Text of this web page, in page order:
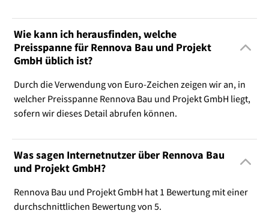
Wie kann ich herausfinden, welche
Preisspanne für Rennova Bau und Projekt
GmbH üblich ist?
Durch die Verwendung von Euro-Zeichen zeigen wir an, in
welcher Preisspanne Rennova Bau und Projekt GmbH liegt,
sofern wir dieses Detail abrufen können.
Was sagen Internetnutzer über Rennova Bau
und Projekt GmbH?
Rennova Bau und Projekt GmbH hat 1 Bewertung mit einer
durchschnittlichen Bewertung von 5.